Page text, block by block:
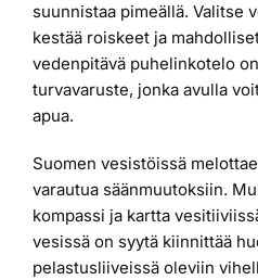
suunnistaa pimeällä. Valitse
kestää roiskeet ja
vedenpitävä puhelinkotelo
turvavaruste, jonka avulla
apua.
Suomen vesistöissä
varautua säänmuutoksiin.
kompassi ja kartta
vesissä on syytä kiinnittää
pelastusliiveissä oleviin